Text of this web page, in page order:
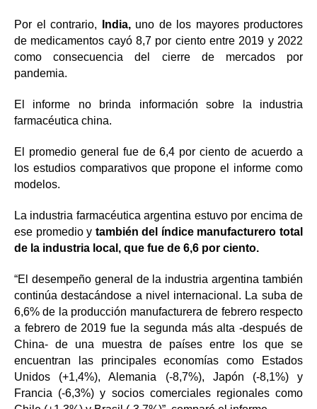
Por el contrario, India,uno de los mayores productores
de medicamentos cayó 8,7 por ciento entre 2019 y 2022
como consecuencia del cierre de mercados por
pandemia.
El informe no brinda información sobre la industria
farmacéutica china.
El promedio general fue de 6,4 por ciento de acuerdo a
los estudios comparativos que propone el informe como
modelos.
La industria farmacéutica argentina estuvo por encima de
ese promedio y también del índice manufacturero total
de la industria local, que fue de 6,6 por ciento.
“El desempeño general de la industria argentina también
continúa destacándose a nivel internacional. La suba de
6,6% de la producción manufacturera de febrero respecto
a febrero de 2019 fue la segunda más alta -después de
China- de una muestra de países entre los que se
encuentran las principales economías como Estados
Unidos (+1,4%), Alemania (-8,7%), Japón (-8,1%) y
Francia (-6,3%) y socios comerciales regionales como